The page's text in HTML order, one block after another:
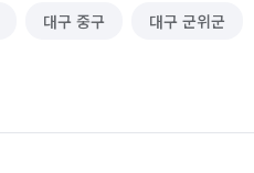
대구 중구 대구 군위군